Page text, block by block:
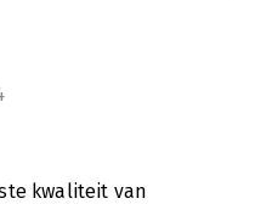
kwaliteit van